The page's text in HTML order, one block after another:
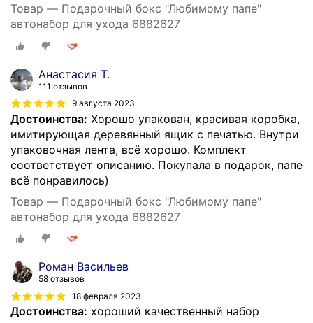
Товар — Подарочный бокс "Любимому папе"
автонабор для ухода 6882627
Анастасия Т.
111 отзывов
9 августа 2023
Достоинства: Хорошо упакован, красивая коробка,
имитирующая деревянный ящик с печатью. Внутри
упаковочная лента, всё хорошо. Комплект
соответствует описанию. Покупала в подарок, папе
всё понравилось)
Товар — Подарочный бокс "Любимому папе"
автонабор для ухода 6882627
Роман Васильев
58 отзывов
18 февраля 2023
Достоинства: хороший качественный набор